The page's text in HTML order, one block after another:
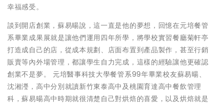
幸福感受。
談到開店創業，蘇易暘說，這一直是他的夢想，回憶在元培餐管
系畢業成果展就是讓他們運用四年所學，將學校實習餐廳菊軒亭
打造成自己的店，從成本規劃、店面布置到產品製作，甚至行銷
販賣等內外場管理，都讓學生自力完成，這樣的經驗讓他更確認
創業不是夢。 元培醫事科技大學餐管系99年畢業校友蘇易暘、
沈湘瀅，高中分別就讀新竹東泰高中及桃園育達高中餐飲管理
科，蘇易暘高中時期就很清楚自己對烘焙的喜愛，以及烘焙就是